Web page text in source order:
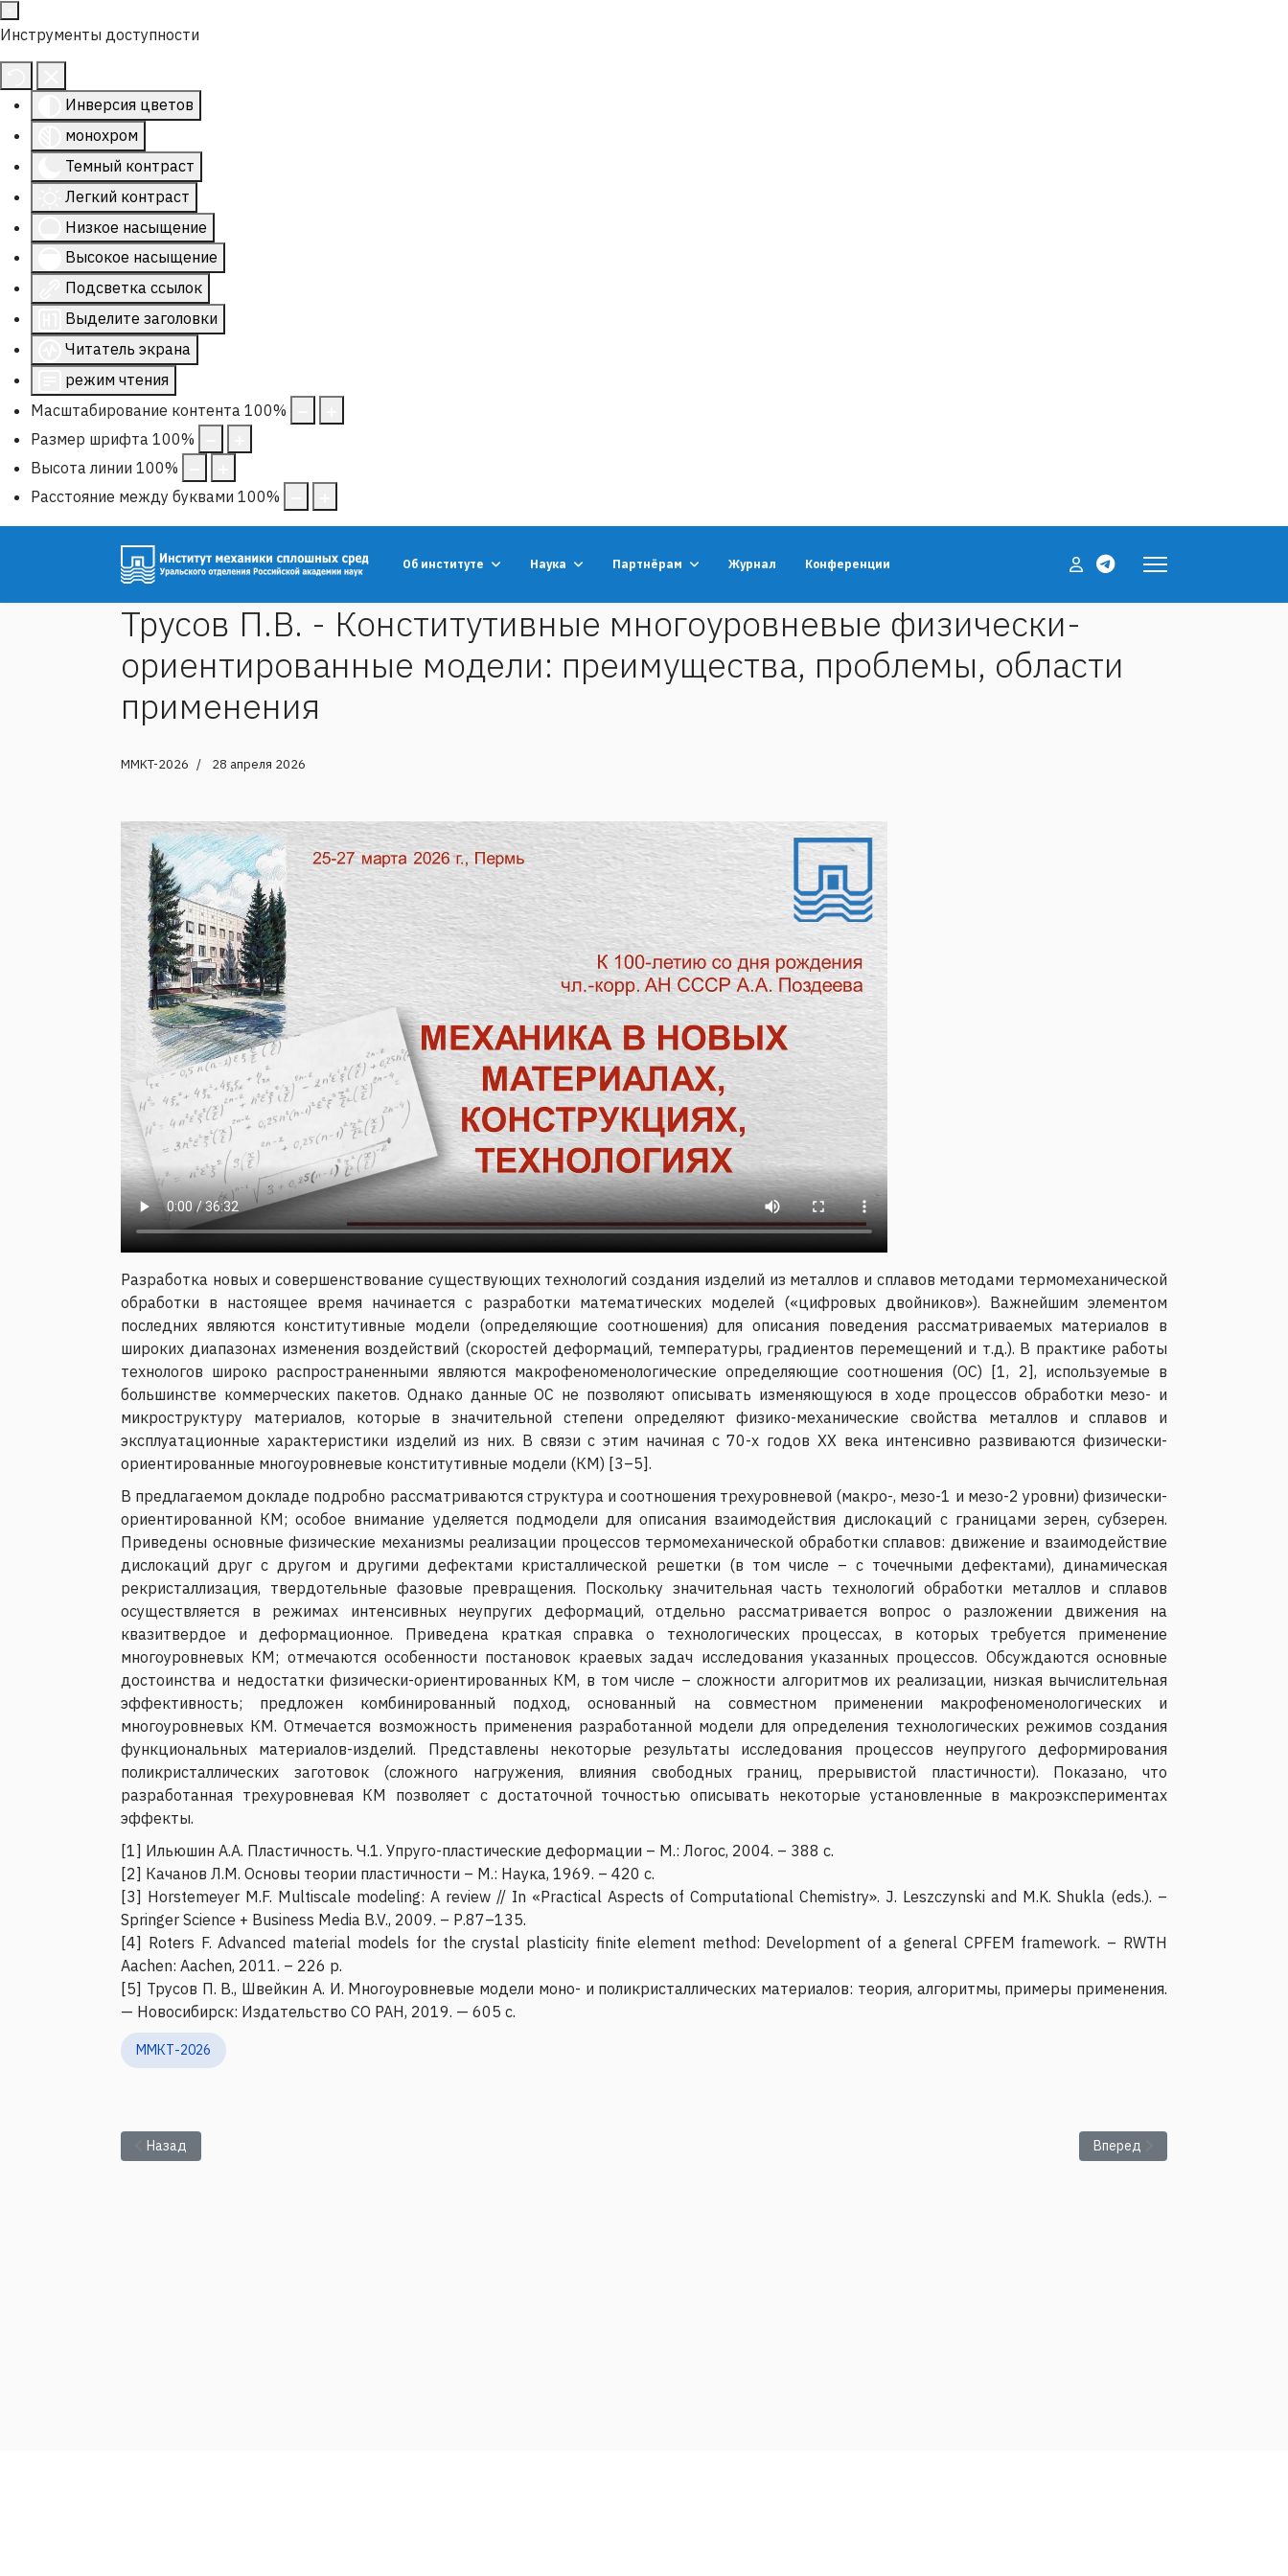
Инструменты доступности
Инверсия цветов
монохром
Темный контраст
Легкий контраст
Низкое насыщение
Высокое насыщение
Подсветка ссылок
Выделите заголовки
Читатель экрана
режим чтения
Масштабирование контента 100%
Размер шрифта 100%
Высота линии 100%
Расстояние между буквами 100%
Об институте Наука Партнёрам Журнал Конференции
Трусов П.В. - Конститутивные многоуровневые физически-
ориентированные модели: преимущества, проблемы, области
применения
MMKT-2026 28 апреля 2026
Разработка новых и совершенствование существующих технологий создания изделий из металлов и сплавов методами термомеханической
обработки в настоящее время начинается с разработки математических моделей («цифровых двойников»). Важнейшим элементом
последних являются конститутивные модели (определяющие соотношения) для описания поведения рассматриваемых материалов в
широких диапазонах изменения воздействий (скоростей деформаций, температуры, градиентов перемещений и т.д.). В практике работы
технологов широко распространенными являются макрофеноменологические определяющие соотношения (ОС) [1, 2], используемые в
большинстве коммерческих пакетов. Однако данные ОС не позволяют описывать изменяющуюся в ходе процессов обработки мезо- и
микроструктуру материалов, которые в значительной степени определяют физико-механические свойства металлов и сплавов и
эксплуатационные характеристики изделий из них. В связи с этим начиная с 70-х годов ХХ века интенсивно развиваются физически-
ориентированные многоуровневые конститутивные модели (КМ) [3–5].
В предлагаемом докладе подробно рассматриваются структура и соотношения трехуровневой (макро-, мезо-1 и мезо-2 уровни) физически-
ориентированной КМ; особое внимание уделяется подмодели для описания взаимодействия дислокаций с границами зерен, субзерен.
Приведены основные физические механизмы реализации процессов термомеханической обработки сплавов: движение и взаимодействие
дислокаций друг с другом и другими дефектами кристаллической решетки (в том числе – с точечными дефектами), динамическая
рекристаллизация, твердотельные фазовые превращения. Поскольку значительная часть технологий обработки металлов и сплавов
осуществляется в режимах интенсивных неупругих деформаций, отдельно рассматривается вопрос о разложении движения на
квазитвердое и деформационное. Приведена краткая справка о технологических процессах, в которых требуется применение
многоуровневых КМ; отмечаются особенности постановок краевых задач исследования указанных процессов. Обсуждаются основные
достоинства и недостатки физически-ориентированных КМ, в том числе – сложности алгоритмов их реализации, низкая вычислительная
эффективность; предложен комбинированный подход, основанный на совместном применении макрофеноменологических и
многоуровневых КМ. Отмечается возможность применения разработанной модели для определения технологических режимов создания
функциональных материалов-изделий. Представлены некоторые результаты исследования процессов неупругого деформирования
поликристаллических заготовок (сложного нагружения, влияния свободных границ, прерывистой пластичности). Показано, что
разработанная трехуровневая КМ позволяет с достаточной точностью описывать некоторые установленные в макроэкспериментах
эффекты.
[1] Ильюшин А.А. Пластичность. Ч.1. Упруго-пластические деформации – М.: Логос, 2004. – 388 с.
[2] Качанов Л.М. Основы теории пластичности – М.: Наука, 1969. – 420 с.
[3] Horstemeyer M.F. Multiscale modeling: A review // In «Practical Aspects of Computational Chemistry». J. Leszczynski and M.K. Shukla (eds.). –
Springer Science + Business Media B.V., 2009. – Р.87–135.
[4] Roters F. Advanced material models for the crystal plasticity finite element method: Development of a general CPFEM framework. – RWTH
Aachen: Aachen, 2011. – 226 р.
[5] Трусов П. В., Швейкин А. И. Многоуровневые модели моно- и поликристаллических материалов: теория, алгоритмы, примеры применения.
— Новосибирск: Издательство СО РАН, 2019. — 605 с.
ММКТ-2026
Предыдущий: Фрик П.Г. - Динамические модели космических МГД систем
Назад Следующий: Сыпало К.И. -
Вперед